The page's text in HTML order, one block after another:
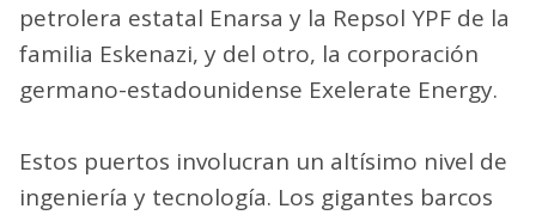
petrolera estatal Enarsa y la Repsol YPF de la
familia Eskenazi, y del otro, la corporación
germano-estadounidense Exelerate Energy.
Estos puertos involucran un altísimo nivel de
ingeniería y tecnología. Los gigantes barcos